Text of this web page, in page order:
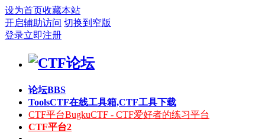
设为首页收藏本站
开启辅助访问 切换到窄版
登录立即注册
论坛BBS
ToolsCTF在线工具箱,CTF工具下载
CTF平台BugkuCTF - CTF爱好者的练习平台
CTF平台2